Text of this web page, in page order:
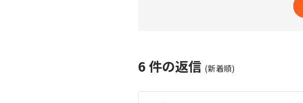
6 件の返信 (新着順)